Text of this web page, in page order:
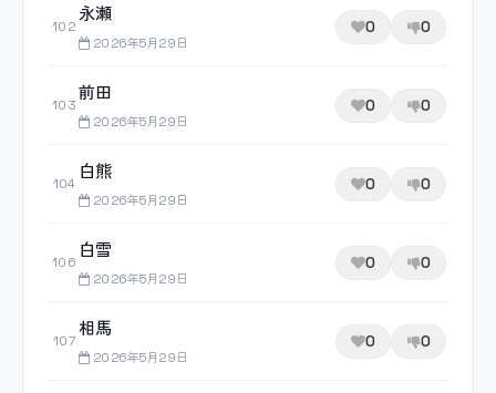
102
永瀬
2026年5月29日
0 0
103
前田
2026年5月29日
0 0
104
白熊
2026年5月29日
0 0
106
白雪
2026年5月29日
0 0
107
相馬
2026年5月29日
0 0